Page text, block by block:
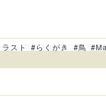
スト #らくがき #鳥